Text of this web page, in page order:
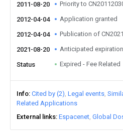
2011-08-20 Priority to
2012-04-04 Application granted
2012-04-04 Publication of
2021-08-20 Anticipated expiration
Status Expired - Fee Related
Info Cited by (2) Legal events
Related Applications
External links Espacenet Global